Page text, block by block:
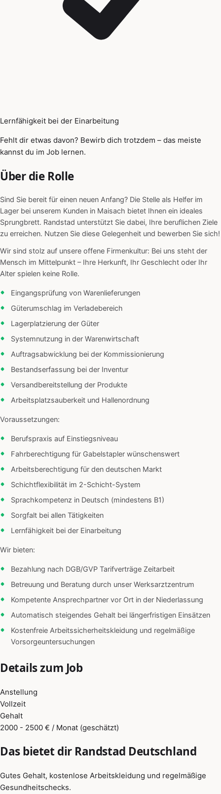
Lernfähigkeit bei der Einarbeitung
Fehlt dir etwas davon? Bewirb dich trotzdem – das meiste
kannst du im Job lernen.
Über die Rolle
Sind Sie bereit für einen neuen Anfang? Die Stelle als Helfer im
Lager bei unserem Kunden in Maisach bietet Ihnen ein ideales
Sprungbrett. Randstad unterstützt Sie dabei, Ihre beruflichen Ziele
zu erreichen. Nutzen Sie diese Gelegenheit und bewerben Sie sich!
Wir sind stolz auf unsere offene Firmenkultur: Bei uns steht der
Mensch im Mittelpunkt – Ihre Herkunft, Ihr Geschlecht oder Ihr
Alter spielen keine Rolle.
Eingangsprüfung von Warenlieferungen
Güterumschlag im Verladebereich
Lagerplatzierung der Güter
Systemnutzung in der Warenwirtschaft
Auftragsabwicklung bei der Kommissionierung
Bestandserfassung bei der Inventur
Versandbereitstellung der Produkte
Arbeitsplatzsauberkeit und Hallenordnung
Voraussetzungen:
Berufspraxis auf Einstiegsniveau
Fahrberechtigung für Gabelstapler wünschenswert
Arbeitsberechtigung für den deutschen Markt
Schichtflexibilität im 2-Schicht-System
Sprachkompetenz in Deutsch (mindestens B1)
Sorgfalt bei allen Tätigkeiten
Lernfähigkeit bei der Einarbeitung
Wir bieten:
Bezahlung nach DGB/GVP Tarifverträge Zeitarbeit
Betreuung und Beratung durch unser Werksarztzentrum
Kompetente Ansprechpartner vor Ort in der Niederlassung
Automatisch steigendes Gehalt bei längerfristigen Einsätzen
Kostenfreie Arbeitssicherheitskleidung und regelmäßige
Vorsorgeuntersuchungen
Details zum Job
Anstellung
Vollzeit
Gehalt
2000 - 2500 € / Monat (geschätzt)
Das bietet dir Randstad Deutschland
Gutes Gehalt, kostenlose Arbeitskleidung und regelmäßige
Gesundheitschecks.